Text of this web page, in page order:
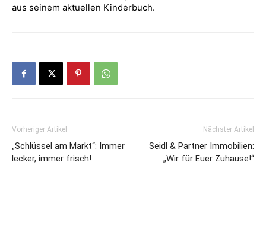
aus seinem aktuellen Kinderbuch.
Vorheriger Artikel
„Schlüssel am Markt“: Immer
lecker, immer frisch!
Nächster Artikel
Seidl & Partner Immobilien:
„Wir für Euer Zuhause!“